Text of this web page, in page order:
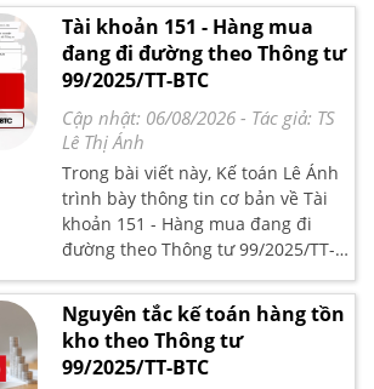
nội dung phản ánh của tài khoản,
kèm phương pháp kế toán đối với
một số giao dịch chủ yếu theo quy
định hiện hành.
Tài khoản 151 - Hàng mua
đang đi đường theo Thông tư
99/2025/TT-BTC
Cập nhật: 06/08/2026 - Tác giả: TS
Lê Thị Ánh
Trong bài viết này, Kế toán Lê Ánh
trình bày thông tin cơ bản về Tài
khoản 151 - Hàng mua đang đi
đường theo Thông tư 99/2025/TT-
BTC, bao gồm nguyên tắc kế toán,
kết cấu và nội dung phản ánh của
tài khoản, kèm phương pháp kế
toán đối với một số giao dịch chủ
yếu theo quy định hiện hành.
Nguyên tắc kế toán hàng tồn
kho theo Thông tư
99/2025/TT-BTC